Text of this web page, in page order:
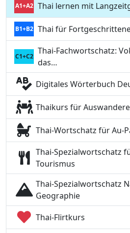
A1+A2 Thai lernen mit
B1+B2 Thai für
C1+C2
Thai-Fachwortschatz:
das…
Digitales Wörterbuch
Thaikurs für
Thai-Wortschatz für Au-
Thai-Spezialwortschatz
Tourismus
Thai-Spezialwortschatz
Geographie
Thai-Flirtkurs